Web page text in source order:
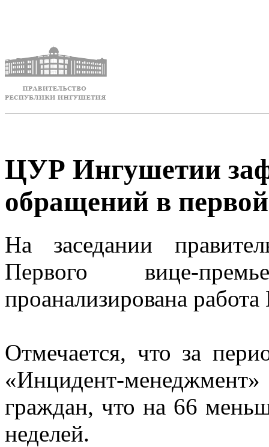
ЦУР Ингушетии
обращений в
На заседании
Первого вице-
проанализирована
Отмечается, что за
«Инцидент-
граждан, что на 66
неделей.